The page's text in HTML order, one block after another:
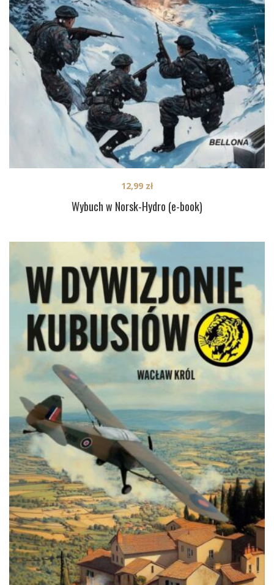
Wybuch w Norsk-Hydro (e-book)
12,99 zł